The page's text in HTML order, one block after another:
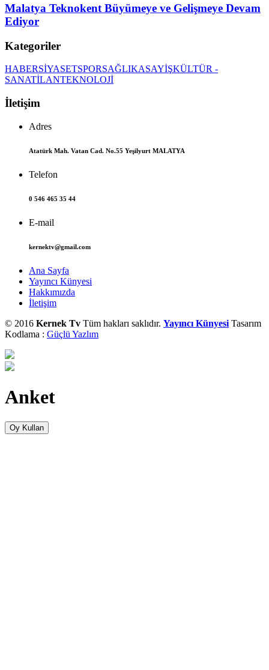
Malatya Teknokent Büyümeye ve Gelişmeye Devam
Ediyor
Kategoriler
HABERSİYASETSPORSAĞLIKASAYİŞKÜLTÜR -
SANATİLANTEKNOLOJİ
İletişim
Adres
Atatürk Mah. Vatan Cad. No.55 Yeşilyurt MALATYA
Telefon
0 546 465 35 44
E-mail
kernektv@gmail.com
Ana Sayfa
Yayıncı Künyesi
Hakkımızda
İletişim
© 2016 Kernek Tv Tüm hakları saklıdır. Yayıncı Künyesi Tasarım
Kodlama : Güçlü Yazlım
Anket